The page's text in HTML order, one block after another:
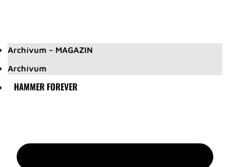
Archívum – MAGAZIN
Archívum
HAMMER FOREVER